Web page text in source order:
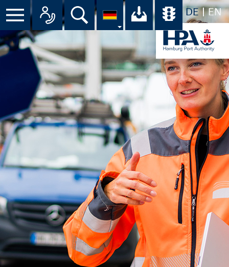
DE EN
Menü Alle Ansprechpartner im
Suche Ihr Download-